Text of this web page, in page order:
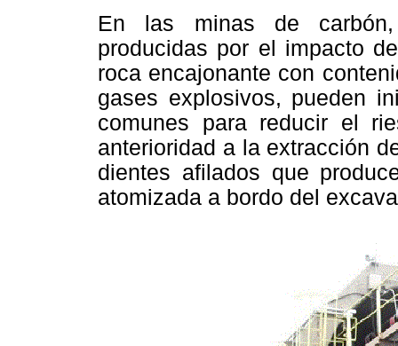
En las minas de
producidas por el impacto
roca encajonante con
gases explosivos, pueden
comunes para reducir el
anterioridad a la extracción
dientes afilados que
atomizada a bordo del